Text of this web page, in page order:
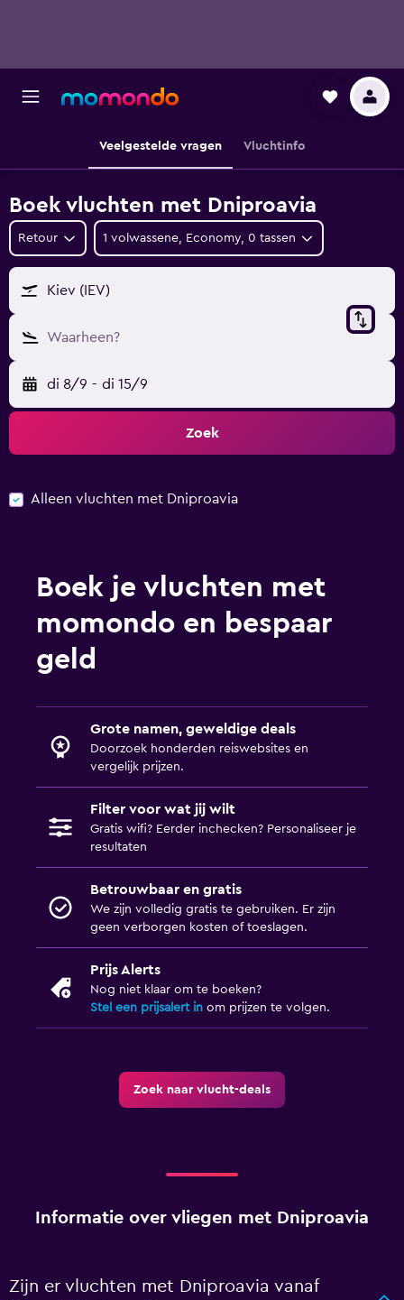
Veelgestelde vragen Vluchtinfo
Boek vluchten met Dniproavia
Retour 1 volwassene, Economy, 0 tassen
Kiev (IEV)
Waarheen?
di 8/9 - di 15/9
Zoek
Alleen vluchten met Dniproavia
Boek je vluchten met
momondo en bespaar
geld
Grote namen, geweldige deals
Doorzoek honderden reiswebsites en
vergelijk prijzen.
Filter voor wat jij wilt
Gratis wifi? Eerder inchecken? Personaliseer je
resultaten
Betrouwbaar en gratis
We zijn volledig gratis te gebruiken. Er zijn
geen verborgen kosten of toeslagen.
Prijs Alerts
Nog niet klaar om te boeken?
Stel een prijsalert in om prijzen te volgen.
Zoek naar vlucht-deals
Informatie over vliegen met Dniproavia
Zijn er vluchten met Dniproavia vanaf